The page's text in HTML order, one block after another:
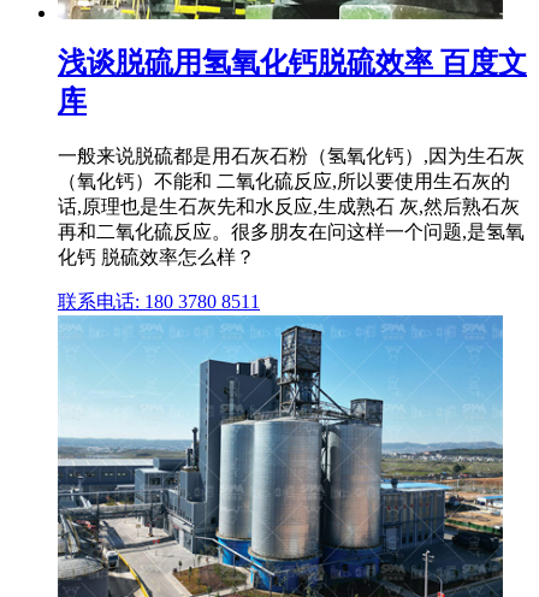
浅谈脱硫用氢氧化钙脱硫效率 百度文
库
一般来说脱硫都是用石灰石粉（氢氧化钙）,因为生石灰
（氧化钙）不能和 二氧化硫反应,所以要使用生石灰的
话,原理也是生石灰先和水反应,生成熟石 灰,然后熟石灰
再和二氧化硫反应。很多朋友在问这样一个问题,是氢氧
化钙 脱硫效率怎么样？
联系电话: 180 3780 8511